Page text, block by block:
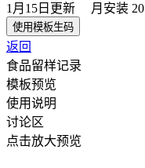
1月15日 更新 月安装 20
使用模板生码
返回
食品留样记录
模板预览
使用说明
讨论区
点击放大预览